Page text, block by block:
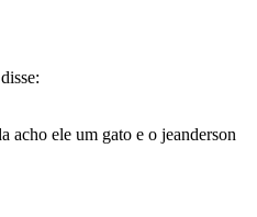
disse:
acho ele um gato e o jeanderson